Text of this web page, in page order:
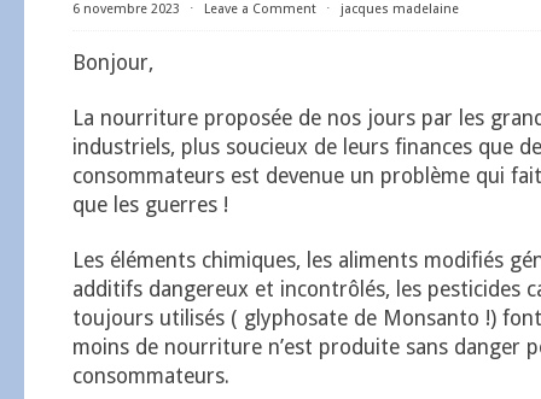
6 novembre 2023 ⋅ Leave a Comment ⋅ jacques madelaine
Bonjour,
La nourriture proposée de nos jours par les
industriels, plus soucieux de leurs finances que
consommateurs est devenue un problème qui
que les guerres !
Les éléments chimiques, les aliments modifiés
additifs dangereux et incontrôlés, les pesticides
toujours utilisés ( glyphosate de Monsanto !)
moins de nourriture n’est produite sans danger
consommateurs.